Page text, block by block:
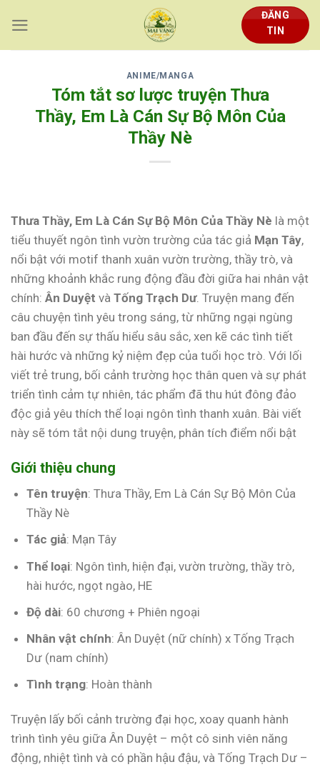
content
ĐĂNG
TIN
ANIME/MANGA
Tóm tắt sơ lược truyện Thưa
Thầy, Em Là Cán Sự Bộ Môn Của
Thầy Nè
Thưa Thầy, Em Là Cán Sự Bộ Môn Của Thầy Nè là một
tiểu thuyết ngôn tình vườn trường của tác giả Mạn Tây,
nổi bật với motif thanh xuân vườn trường, thầy trò, và
những khoảnh khắc rung động đầu đời giữa hai nhân vật
chính: Ân Duyệt và Tống Trạch Dư. Truyện mang đến
câu chuyện tình yêu trong sáng, từ những ngại ngùng
ban đầu đến sự thấu hiểu sâu sắc, xen kẽ các tình tiết
hài hước và những kỷ niệm đẹp của tuổi học trò. Với lối
viết trẻ trung, bối cảnh trường học thân quen và sự phát
triển tình cảm tự nhiên, tác phẩm đã thu hút đông đảo
độc giả yêu thích thể loại ngôn tình thanh xuân. Bài viết
này sẽ tóm tắt nội dung truyện, phân tích điểm nổi bật
Giới thiệu chung
Tên truyện: Thưa Thầy, Em Là Cán Sự Bộ Môn Của
Thầy Nè
Tác giả: Mạn Tây
Thể loại: Ngôn tình, hiện đại, vườn trường, thầy trò,
hài hước, ngọt ngào, HE
Độ dài: 60 chương + Phiên ngoại
Nhân vật chính: Ân Duyệt (nữ chính) x Tống Trạch
Dư (nam chính)
Tình trạng: Hoàn thành
Truyện lấy bối cảnh trường đại học, xoay quanh hành
trình tình yêu giữa Ân Duyệt – một cô sinh viên năng
động, nhiệt tình và có phần hậu đậu, và Tống Trạch Dư –